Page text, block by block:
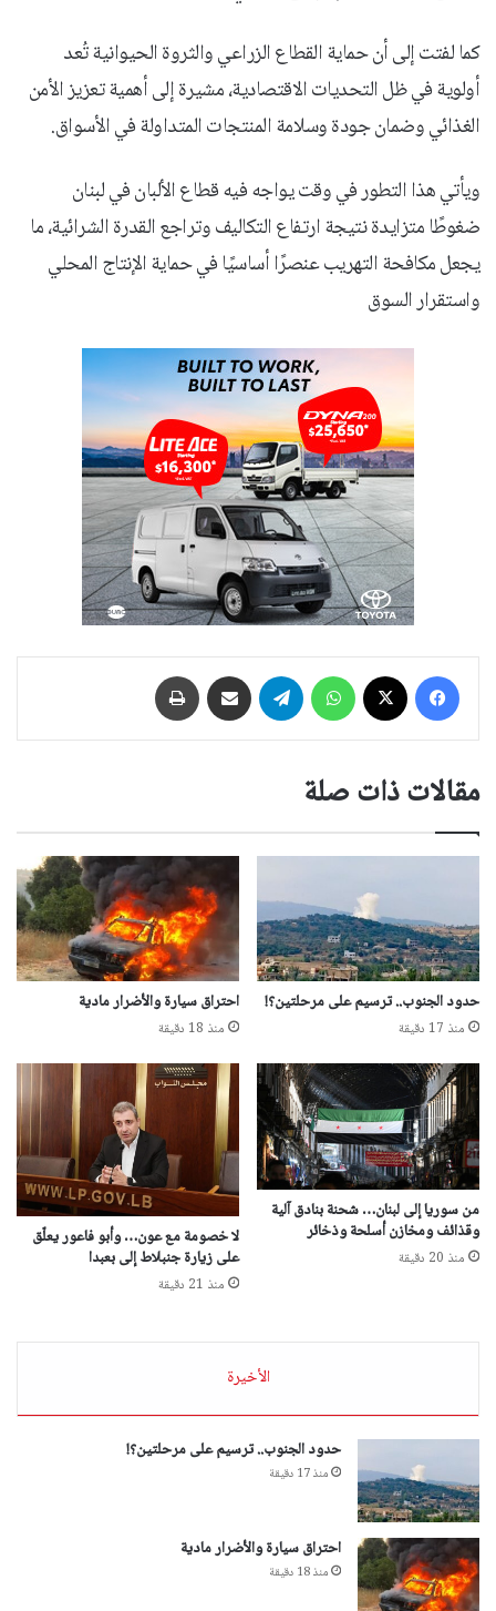
كما لفتت إلى أن حماية القطاع الزراعي والثروة الحيوانية تُعد
أولوية في ظل التحديات الاقتصادية، مشيرة إلى أهمية تعزيز الأمن
الغذائي وضمان جودة وسلامة المنتجات المتداولة في الأسواق.
ويأتي هذا التطور في وقت يواجه فيه قطاع الألبان في لبنان
ضغوطًا متزايدة نتيجة ارتفاع التكاليف وتراجع القدرة الشرائية، ما
يجعل مكافحة التهريب عنصرًا أساسيًا في حماية الإنتاج المحلي
واستقرار السوق
فيسبوك واتساب تيلقرام مشاركة عبر البريد
مقالات ذات صلة
حدود الجنوب.. ترسيم على مرحلتين؟!
منذ 17 دقيقة
احتراق سيارة والأضرار مادية
منذ 18 دقيقة
من سوريا إلى لبنان… شحنة بنادق آلية
وقذائف ومخازن أسلحة وذخائر
منذ 20 دقيقة
لا خصومة مع عون… وأبو فاعور يعلّق
على زيارة جنبلاط إلى بعبدا
منذ 21 دقيقة
الأخيرة
حدود الجنوب.. ترسيم على مرحلتين؟!
منذ 17 دقيقة
احتراق سيارة والأضرار مادية
منذ 18 دقيقة